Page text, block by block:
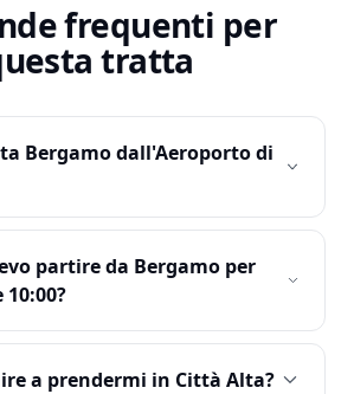
frequenti per
tratta
Bergamo dall'Aeroporto di
partire da Bergamo per
a prendermi in Città Alta?